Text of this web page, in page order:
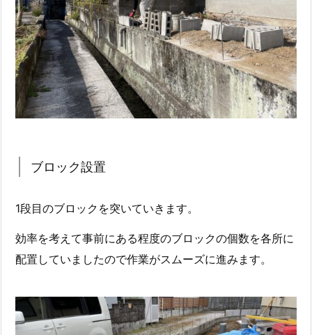
ブロック設置
1段目のブロックを突いていきます。
効率を考えて事前にある程度のブロックの個数を各所に
配置していましたので作業がスムーズに進みます。